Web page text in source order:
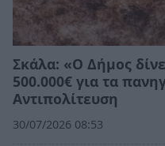
Σκάλα: «Ο Δήμος
500.000€ για τα
Αντιπολίτευση
30/07/2026 08:53